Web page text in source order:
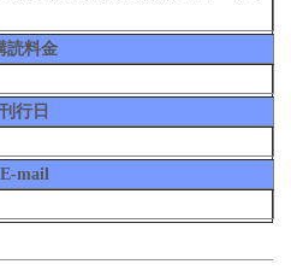
読料金
刊行日
E-mail